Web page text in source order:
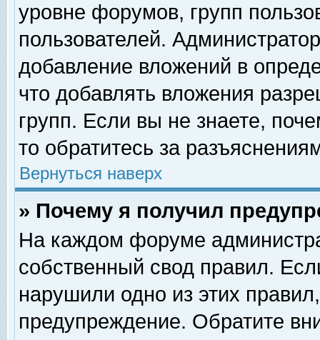
уровне форумов, групп
пользователей.
добавление вложений в
что добавлять вложения
групп. Если вы не знаете,
то обратитесь за
Вернуться наверх
» Почему я получил
На каждом форуме
собственный свод правил.
нарушили одно из этих
предупреждение. Обратите